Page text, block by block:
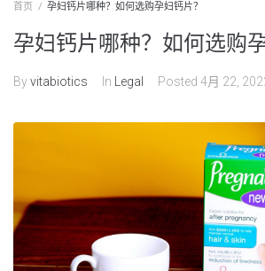
首页 / 孕妇钙片哪种？如何选购孕妇钙片？
孕妇钙片哪种？如何选购
Byvitabiotics In Legal Posted 4月 22,